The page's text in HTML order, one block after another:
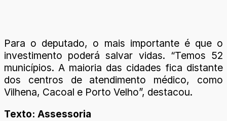
Para o deputado, o mais importante é que o
investimento poderá salvar vidas. “Temos 52
municípios. A maioria das cidades fica distante
dos centros de atendimento médico, como
Vilhena, Cacoal e Porto Velho”, destacou.
Texto: Assessoria